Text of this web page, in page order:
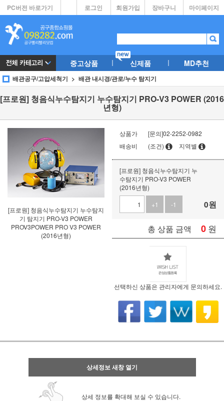
PC버전 바로가기 마이페이지
장바구니
회원가입
로그인
중고상품 신제품 MD추천
배관공구/고압세척기 배관 내시경/관로/누수 탐지기
[프로원] 청음식누수탐지기 누수탐지기 PRO-V3 POWER (2016
년형)
[프로원] 청음식누수탐지기 누수탐지
기 탐지기 PRO-V3 POWER
PROV3POWER PRO V3 POWER
(2016년형)
상품가
[문의]02-2252-0982
배송비
(조건) 지역별
[프로원] 청음식누수탐지기 누
수탐지기 PRO-V3 POWER
(2016년형)
+1
-1 0원
총 상품 금액 0 원
선택하신 상품은 관리자에게 문의하세요.
상세정보 새창 열기
상세 정보를 확대해 보실 수 있습니다.